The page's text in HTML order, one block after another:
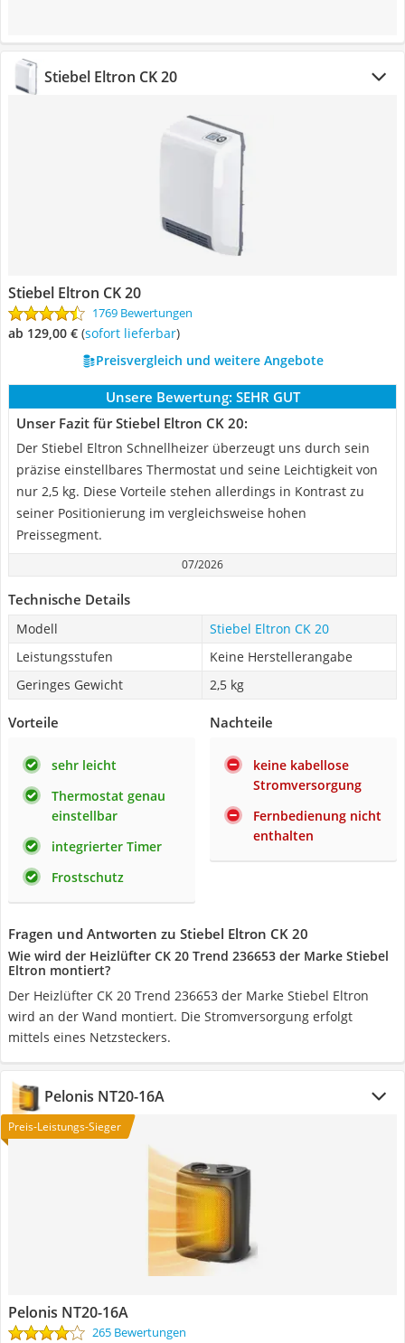
Stiebel Eltron CK 20
Stiebel Eltron CK 20
1769 Bewertungen
ab 129,00 € ( Sofort lieferbar)
Preisvergleich und weitere Angebote
Unsere Bewertung: SEHR GUT
Unser Fazit für Stiebel Eltron CK 20:
Der Stiebel Eltron Schnellheizer überzeugt uns durch sein
präzise einstellbares Thermostat und seine Leichtigkeit von
nur 2,5 kg. Diese Vorteile stehen allerdings in Kontrast zu
seiner Positionierung im vergleichsweise hohen
Preissegment.
07/2026
Technische Details
Modell
Stiebel Eltron CK 20
Leistungsstufen
Keine Herstellerangabe
Geringes Gewicht
2,5 kg
Vorteile
sehr leicht
Thermostat genau
einstellbar
integrierter Timer
Frostschutz
Nachteile
keine kabellose
Stromversorgung
Fernbedienung nicht
enthalten
Fragen und Antworten zu Stiebel Eltron CK 20
Wie wird der Heizlüfter CK 20 Trend 236653 der Marke Stiebel
Eltron montiert?
Der Heizlüfter CK 20 Trend 236653 der Marke Stiebel Eltron
wird an der Wand montiert. Die Stromversorgung erfolgt
mittels eines Netzsteckers.
Pelonis NT20-16A
Preis-Leistungs-Sieger
Pelonis NT20-16A
265 Bewertungen